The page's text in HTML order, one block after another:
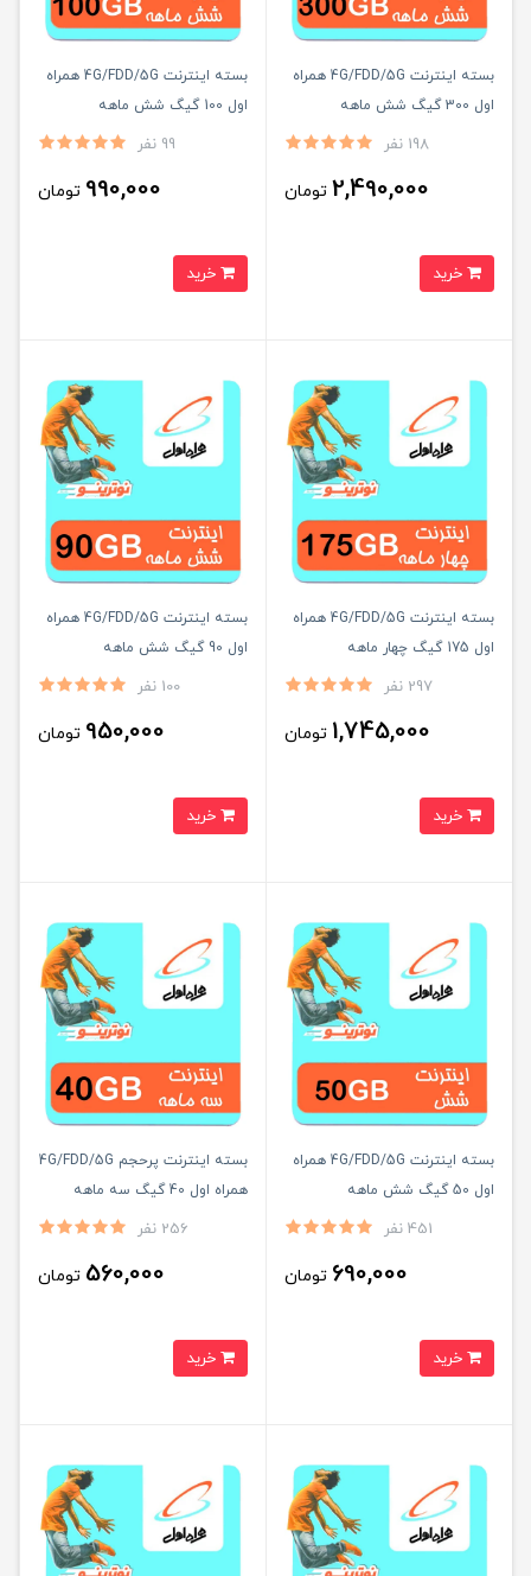
بسته اینترنت 4G/FDD/5G همراه
اول 300 گیگ شش ماهه
198 نفر
2,490,000 تومان
بسته اینترنت 4G/FDD/5G همراه
اول 100 گیگ شش ماهه
99 نفر
990,000 تومان
بسته اینترنت 4G/FDD/5G همراه
اول 175 گیگ چهار ماهه
297 نفر
1,745,000 تومان
بسته اینترنت 4G/FDD/5G همراه
اول 90 گیگ شش ماهه
100 نفر
950,000 تومان
بسته اینترنت 4G/FDD/5G همراه
اول 50 گیگ شش ماهه
451 نفر
690,000 تومان
بسته اینترنت پرحجم 4G/FDD/5G
همراه اول 40 گیگ سه ماهه
256 نفر
560,000 تومان